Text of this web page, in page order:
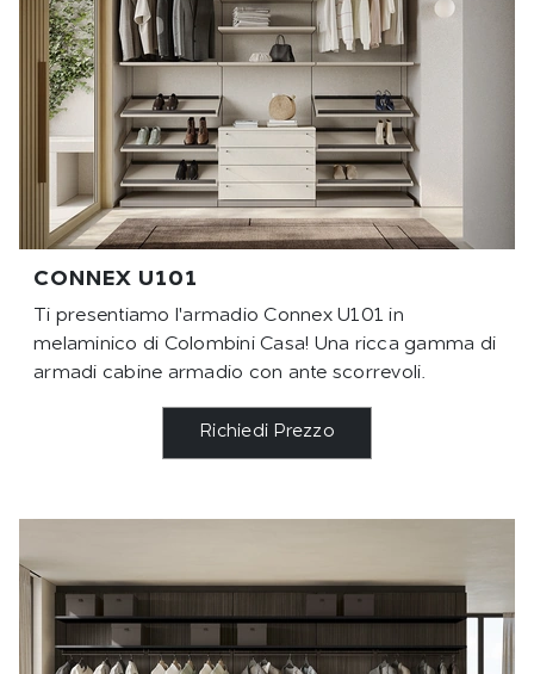
CONNEX U101
Ti presentiamo l'armadio Connex U101 in
melaminico di Colombini Casa! Una ricca gamma di
armadi cabine armadio con ante scorrevoli.
Richiedi Prezzo